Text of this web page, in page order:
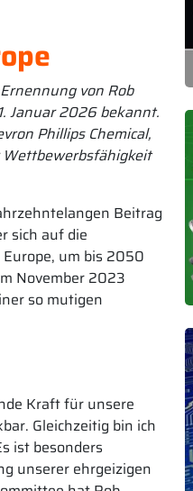
von Rob
Januar 2026 bekannt.
Phillips Chemical,
Beitrag
sich auf die
um bis 2050
November 2023
so mutigen
Kraft für unsere
Gleichzeitig bin ich
ist besonders
unserer ehrgeizigen